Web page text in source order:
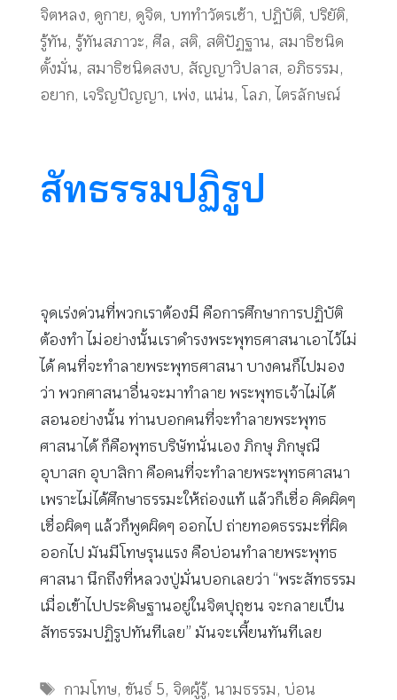
จิตหลง, ดูกาย, ดูจิต, บททำวัตรเช้า, ปฏิบัติ, ปริยัติ,
รู้ทัน, รู้ทันสภาวะ, ศีล, สติ, สติปัฏฐาน, สมาธิชนิด
ตั้งมั่น, สมาธิชนิดสงบ, สัญญาวิปลาส, อภิธรรม,
อยาก, เจริญปัญญา, เพ่ง, แน่น, โลภ, ไตรลักษณ์
สัทธรรมปฏิรูป
จุดเร่งด่วนที่พวกเราต้องมี คือการศึกษาการปฏิบัติ
ต้องทำ ไม่อย่างนั้นเราดำรงพระพุทธศาสนาเอาไว้ไม่
ได้ คนที่จะทำลายพระพุทธศาสนา บางคนก็ไปมอง
ว่า พวกศาสนาอื่นจะมาทำลาย พระพุทธเจ้าไม่ได้
สอนอย่างนั้น ท่านบอกคนที่จะทำลายพระพุทธ
ศาสนาได้ ก็คือพุทธบริษัทนั่นเอง ภิกษุ ภิกษุณี
อุบาสก อุบาสิกา คือคนที่จะทำลายพระพุทธศาสนา
เพราะไม่ได้ศึกษาธรรมะให้ถ่องแท้ แล้วก็เชื่อ คิดผิดๆ
เชื่อผิดๆ แล้วก็พูดผิดๆ ออกไป ถ่ายทอดธรรมะที่ผิด
ออกไป มันมีโทษรุนแรง คือบ่อนทำลายพระพุทธ
ศาสนา นึกถึงที่หลวงปู่มั่นบอกเลยว่า “พระสัทธรรม
เมื่อเข้าไปประดิษฐานอยู่ในจิตปุถุชน จะกลายเป็น
สัทธรรมปฏิรูปทันทีเลย” มันจะเพี้ยนทันทีเลย
Tags
กามโทษ, ขันธ์ 5, จิตผู้รู้, นามธรรม, บ่อน